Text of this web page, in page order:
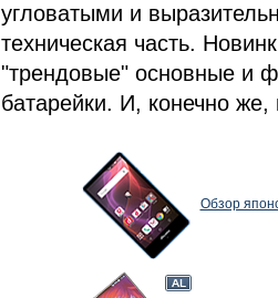
угловатыми и
техническая часть.
"трендовые" основные и
батарейки. И, конечно
Обзор